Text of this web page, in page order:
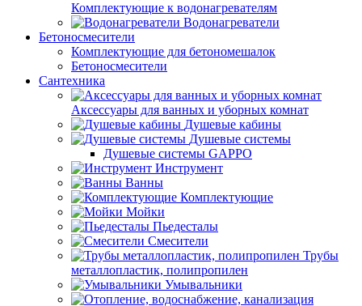
Комплектующие к водонагревателям
Водонагреватели
Бетоносмесители
Комплектующие для бетономешалок
Бетоносмесители
Сантехника
Аксессуары для ванных и уборных комнат
Душевые кабины
Душевые системы
Душевые системы GAPPO
Инструмент
Ванны
Комплектующие
Мойки
Пьедесталы
Смесители
Трубы
металлопластик, полипропилен
Умывальники